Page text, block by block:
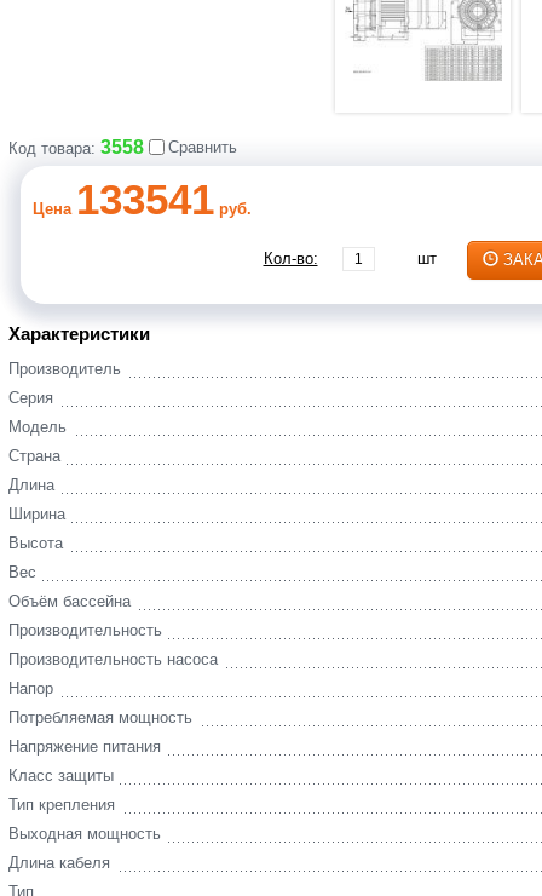
Код товара: 3558 Сравнить
Цена 133541 руб.
Кол-во: шт
Характеристики
Производитель
Серия
Модель
Страна
Длина
Ширина
Высота
Вес
Объём бассейна
Производительность
Производительность насоса
Напор
Потребляемая мощность
Напряжение питания
Класс защиты
Тип крепления
Выходная мощность
Длина кабеля
Тип